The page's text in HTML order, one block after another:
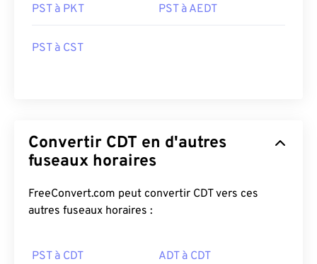
PST à PKT PST à AEDT
PST à CST
Convertir CDT en d'autres
fuseaux horaires
FreeConvert.com peut convertir CDT vers ces
autres fuseaux horaires :
PST à CDT ADT à CDT